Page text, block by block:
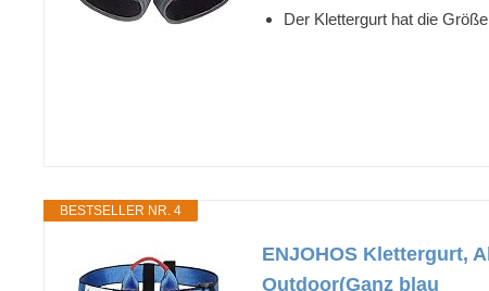
Der Klettergurt hat die
BESTSELLER NR. 4
ENJOHOS Klettergurt,
Outdoor(Ganz blau